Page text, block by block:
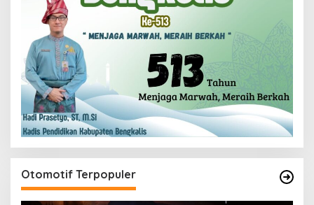
Otomotif Terpopuler